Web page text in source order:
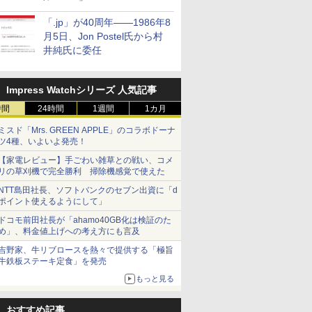
「.jp」が40周年――1986年8
月5日、Jon Postel氏から村
井純氏に委任
Impress Watchシリーズ 人気記事
24時間 1週間 1カ月
スド「Mrs. GREEN APPLE」のコラボドーナ
4種、いよいよ発売！
家電レビュー】手ごわい雑草との戦い、コメ
の草刈機で完全勝利 掃除機感覚で使えた
島田社長、ソフトバンクのセブン出資に「d
イント使えるようにして」
コモ前田社長が「ahamo40GB化は検証のた
」、料金値上げへの考え方にも言及
野家、牛リブロースを熱々で提供する「極旨
鉄板ステーキ定食」を発売
もっと見る